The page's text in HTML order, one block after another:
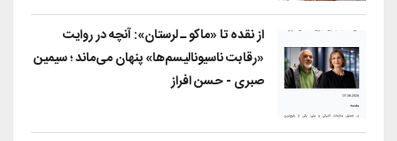
از نقده تا «ماکو ـ لرستان»: آنچه در روایت
«رقابت ناسیونالیسم‌ها» پنهان می‌ماند ؛ سیمین
صبری - حسن افراز